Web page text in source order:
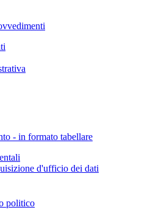
- in formato tabellare
d'ufficio dei dati
politico